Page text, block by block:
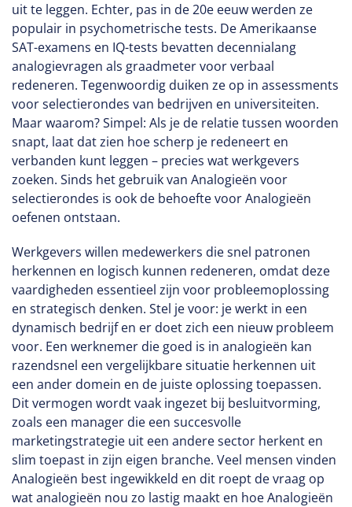
uit te leggen. Echter, pas in de 20e eeuw werden ze
populair in psychometrische tests. De Amerikaanse
SAT-examens en IQ-tests bevatten decennialang
analogievragen als graadmeter voor verbaal
redeneren. Tegenwoordig duiken ze op in assessments
voor selectierondes van bedrijven en universiteiten.
Maar waarom? Simpel: Als je de relatie tussen woorden
snapt, laat dat zien hoe scherp je redeneert en
verbanden kunt leggen – precies wat werkgevers
zoeken. Sinds het gebruik van Analogieën voor
selectierondes is ook de behoefte voor Analogieën
oefenen ontstaan.
Werkgevers willen medewerkers die snel patronen
herkennen en logisch kunnen redeneren, omdat deze
vaardigheden essentieel zijn voor probleemoplossing
en strategisch denken. Stel je voor: je werkt in een
dynamisch bedrijf en er doet zich een nieuw probleem
voor. Een werknemer die goed is in analogieën kan
razendsnel een vergelijkbare situatie herkennen uit
een ander domein en de juiste oplossing toepassen.
Dit vermogen wordt vaak ingezet bij besluitvorming,
zoals een manager die een succesvolle
marketingstrategie uit een andere sector herkent en
slim toepast in zijn eigen branche. Veel mensen vinden
Analogieën best ingewikkeld en dit roept de vraag op
wat analogieën nou zo lastig maakt en hoe Analogieën